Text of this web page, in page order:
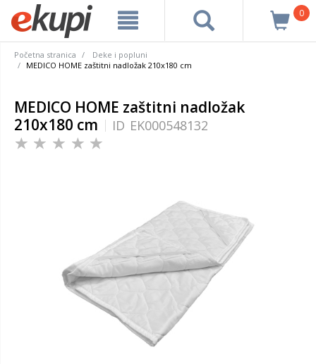
0
Početna stranica
Deke i popluni
MEDICO HOME zaštitni nadložak 210x180 cm
MEDICO HOME zaštitni nadložak
210x180 cm
ID EK000548132